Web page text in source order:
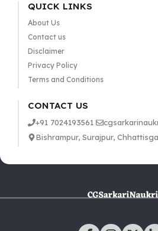
QUICK LINKS
About Us
Contact us
Disclaimer
Privacy Policy
Terms and Conditions
CONTACT US
+91 7024193561
Bishrampur, Surajpur,